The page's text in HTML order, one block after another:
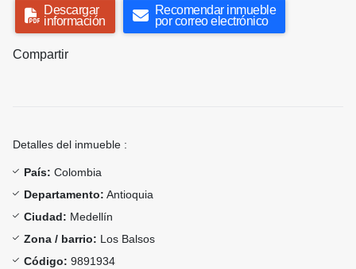
Descargar
información
Recomendar inmueble
por correo electrónico
Compartir
Detalles del inmueble :
País: Colombia
Departamento: Antioquia
Ciudad: Medellín
Zona / barrio: Los Balsos
Código: 9891934